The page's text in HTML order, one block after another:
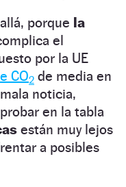
porque la
el
por la UE
CO2 de media en
noticia,
en la tabla
están muy lejos
a posibles